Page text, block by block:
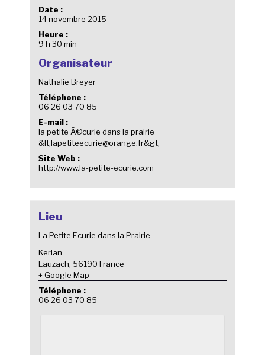
Date :
14 novembre 2015
Heure :
9 h 30 min
Organisateur
Nathalie Breyer
Téléphone :
06 26 03 70 85
E-mail :
la petite Ã©curie dans la prairie
&lt;lapetiteecurie@orange.fr&gt;
Site Web :
http://www.la-petite-ecurie.com
Lieu
La Petite Ecurie dans la Prairie
Kerlan
Lauzach, 56190 France
+ Google Map
Téléphone :
06 26 03 70 85